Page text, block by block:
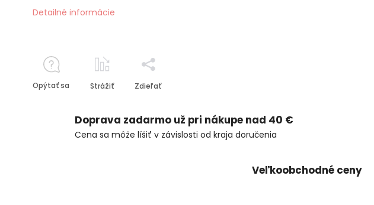
Detailné informácie
Opýtať sa Strážiť Zdieľať
Doprava zadarmo už pri nákupe nad 40 €
Cena sa môže líšiť v závislosti od kraja doručenia
Veľkoobchodné ceny